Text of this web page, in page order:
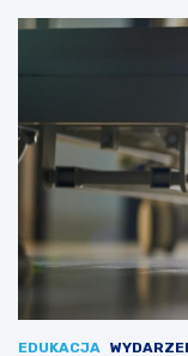
EDUKACJA